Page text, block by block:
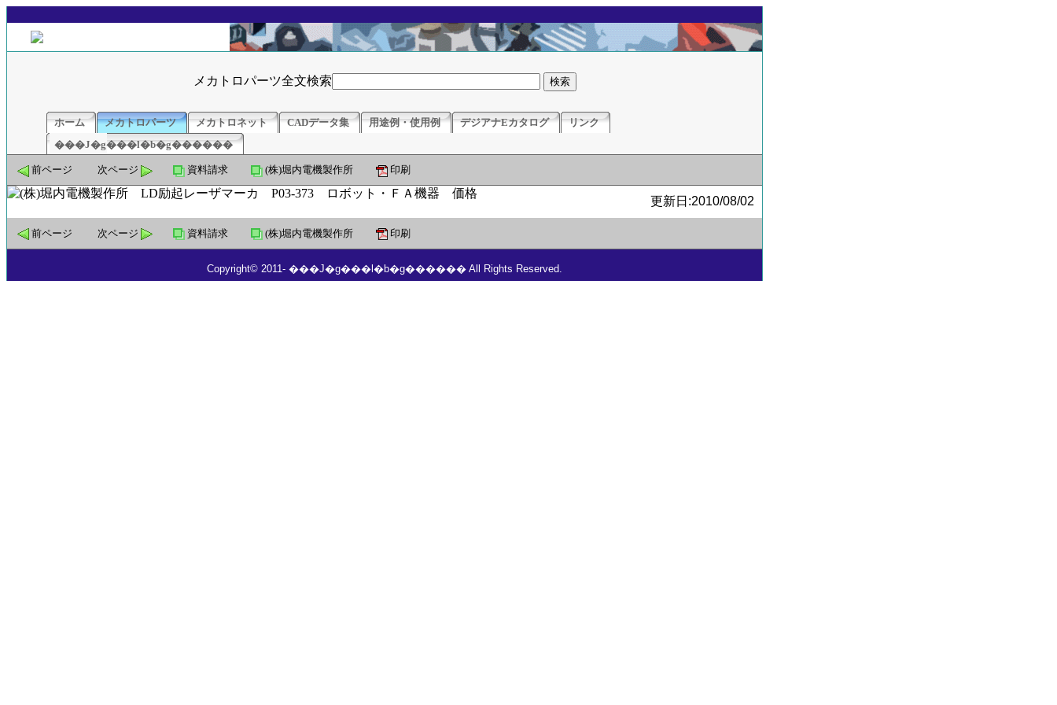
メカトロパーツ全文検索
ホーム メカトロパーツ メカトロネット CADデータ集 用途例・使用例 デジアナEカタログ
リンク
���J�g���l�b�g������
前ページ 次ページ 資料請求 (株)堀内電機製作所 印刷
更新日:2010/08/02
前ページ 次ページ 資料請求 (株)堀内電機製作所 印刷
Copyright© 2011- ���J�g���l�b�g������ All Rights Reserved.